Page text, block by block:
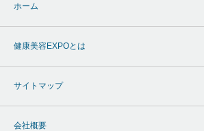
ホーム
健康美容EXPOとは
サイトマップ
会社概要